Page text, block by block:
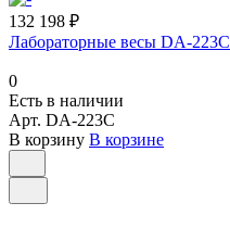
132 198 ₽
Лабораторные весы DA-223C
0
Есть в наличии
Арт. DA-223C
В корзину В корзине